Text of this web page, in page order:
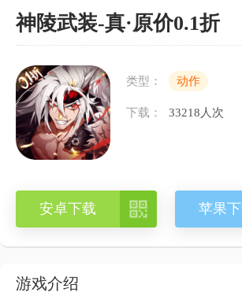
神陵武装-真·原价0.1折
类型： 动作
下载： 33218人次
安卓下载  苹果
游戏介绍